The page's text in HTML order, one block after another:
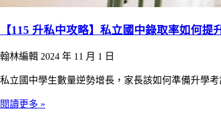
【115 升私中攻略】私立國中錄取率如何
翰林編輯 2024 年 11 月 1 日
私立國中學生數量逆勢增長，家長該如何準備升學
閱讀更多 »